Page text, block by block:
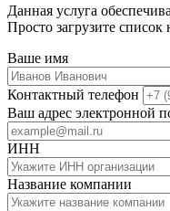
Данная услуга
Просто загрузите
Ваше имя
Контактный телефон
Ваш адрес электронной
ИНН
Название компании